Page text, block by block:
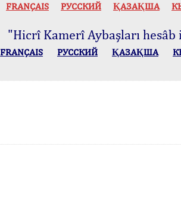
FRANÇAIS РУССКИЙ ҚАЗАҚША
"Hicrî Kamerî Aybaşları
FRANÇAIS РУССКИЙ ҚАЗАҚША